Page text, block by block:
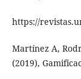
https://
Martínez A,
(2019),